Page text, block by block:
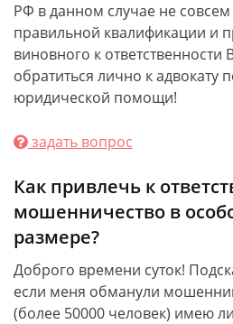
РФ в данном случае не
правильной квалификации и
виновного к
обратиться лично к адвокату
юридической помощи!
задать вопрос
Как привлечь к
мошенничество в
размере?
Доброго времени суток!
если меня обманули
(более 50000 человек) имею